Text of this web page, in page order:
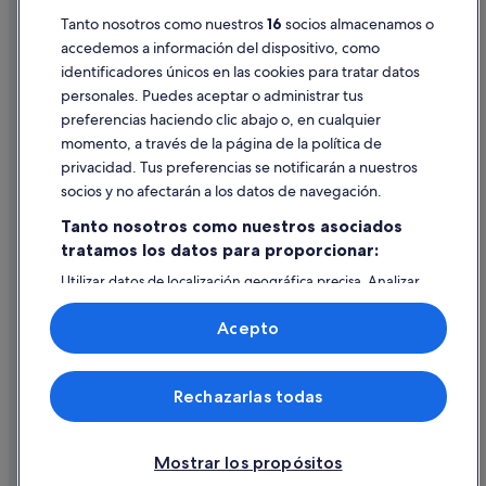
Moteles en Bora Bora
Hoteles con piscina en Bora Bora
Hoteles románticos en Bora Bora
Casas privadas de vacaciones en Bora Bora
Pautas sobre el contenido y cómo denunciar contenido
Ayuda
Cancelar un vuelo
Cancelar una reserva de hotel o de un alquiler vacacional
Utilizar un cupón de Expedia
Documentos para viajes internacionales
© 2026 Expedia, Inc., una empresa de Expedia Group. Todos los
derechos reservados. Expedia y el logotipo de Expedia son marcas
comerciales o marcas comerciales registradas de Expedia, Inc.
Tanto nosotros como nuestros16 socios almacenamos o
accedemos a información del dispositivo, como
identificadores únicos en las cookies para tratar datos
personales. Puedes aceptar o administrar tus
preferencias haciendo clic abajo o, en cualquier
momento, a través de la página de la política de
privacidad. Tus preferencias se notificarán a nuestros
socios y no afectarán a los datos de navegación.
Tanto nosotros como nuestros asociados
tratamos los datos para proporcionar:
Utilizar datos de localización geográfica precisa. Analizar
activamente las características del dispositivo para su
identificación. Almacenar la información en un dispositivo
y/o acceder a ella. Publicidad y contenido personalizados,
medición de publicidad y contenido, investigación de
audiencia y desarrollo de servicios.
Lista de asociados (proveedores)
Mostrar los propósitos
Rechazarlas todas
Acepto